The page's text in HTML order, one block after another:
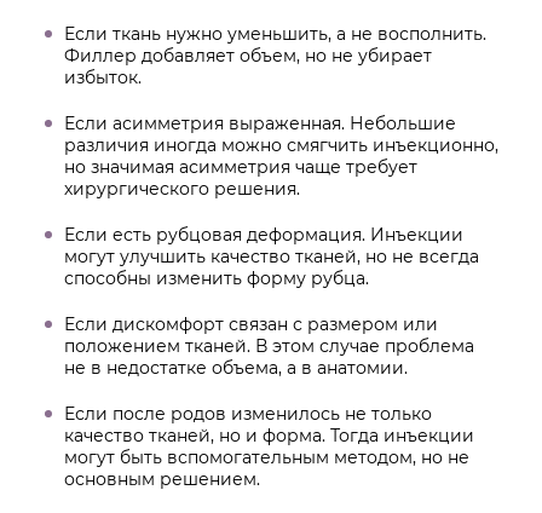
Если ткань нужно уменьшить, а не восполнить.
Филлер добавляет объем, но не убирает
избыток.
Если асимметрия выраженная. Небольшие
различия иногда можно смягчить инъекционно,
но значимая асимметрия чаще требует
хирургического решения.
Если есть рубцовая деформация. Инъекции
могут улучшить качество тканей, но не всегда
способны изменить форму рубца.
Если дискомфорт связан с размером или
положением тканей. В этом случае проблема
не в недостатке объема, а в анатомии.
Если после родов изменилось не только
качество тканей, но и форма. Тогда инъекции
могут быть вспомогательным методом, но не
основным решением.